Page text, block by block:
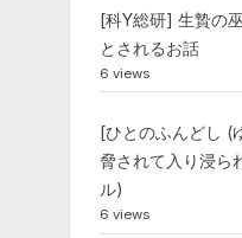
[科Y総研] 生贄の
とされるお話
6 views
[ひとのふんどし (
脅されて入り浸ら
ル)
6 views